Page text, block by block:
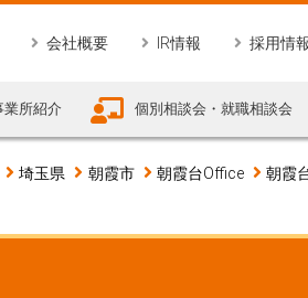
会社概要 IR情報 採用情
業所紹介 個別相談会・就職相談会
埼玉県 朝霞市 朝霞台Office
朝霞